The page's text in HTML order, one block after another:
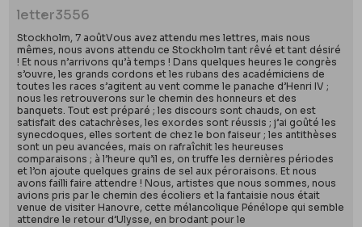
letter3556
Stockholm, 7 aoûtVous avez attendu mes lettres, mais nous
mêmes, nous avons attendu ce Stockholm tant rêvé et tant désiré
! Et nous n’arrivons qu’à temps ! Dans quelques heures le congrès
s’ouvre, les grands cordons et les rubans des académiciens de
toutes les races s’agitent au vent comme le panache d’Henri IV ;
nous les retrouverons sur le chemin des honneurs et des
banquets. Tout est préparé ; les discours sont chauds, on est
satisfait des catachrèses, les exordes sont réussis ; j’ai goûté les
synecdoques, elles sortent de chez le bon faiseur ; les antithèses
sont un peu avancées, mais on rafraîchit les heureuses
comparaisons ; à l’heure qu’il es, on truffe les dernières périodes
et l’on ajoute quelques grains de sel aux péroraisons. Et nous
avons failli faire attendre ! Nous, artistes que nous sommes, nous
avions pris par le chemin des écoliers et la fantaisie nous était
venue de visiter Hanovre, cette mélancolique Pénélope qui semble
attendre le retour d’Ulysse, en brodant pour le